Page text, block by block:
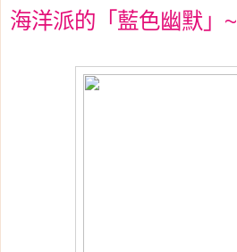
海洋派的「藍色幽默」~